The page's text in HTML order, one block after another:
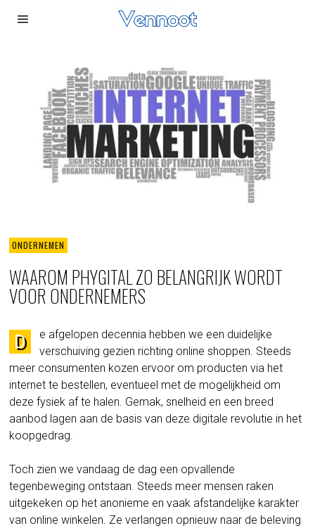
ONDERNEMEN
WAAROM PHYGITAL ZO BELANGRIJK WORDT
VOOR ONDERNEMERS
D
e afgelopen decennia hebben we een duidelijke
verschuiving gezien richting online shoppen. Steeds
meer consumenten kozen ervoor om producten via het
internet te bestellen, eventueel met de mogelijkheid om
deze fysiek af te halen. Gemak, snelheid en een breed
aanbod lagen aan de basis van deze digitale revolutie in het
koopgedrag.
Toch zien we vandaag de dag een opvallende
tegenbeweging ontstaan. Steeds meer mensen raken
uitgekeken op het anonieme en vaak afstandelijke karakter
van online winkelen. Ze verlangen opnieuw naar de beleving